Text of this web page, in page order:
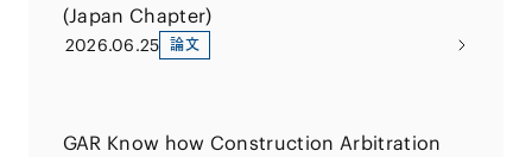
(Japan Chapter)
2026.06.25 論文
GAR Know how Construction Arbitration